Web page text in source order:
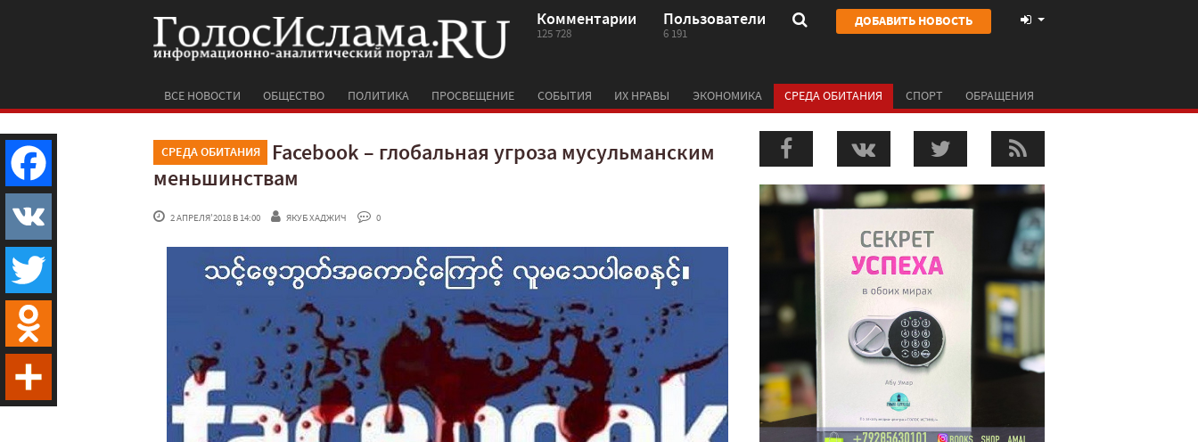
Комментарии
125 728
Пользователи
6 191
ДОБАВИТЬ НОВОСТЬ
ВСЕ НОВОСТИ ОБЩЕСТВО ПОЛИТИКА ПРОСВЕЩЕНИЕ СОБЫТИЯ ИХ НРАВЫ ЭКОНОМИКА СРЕДА ОБИТАНИЯ СПОРТ ОБРАЩЕНИЯ
СРЕДА ОБИТАНИЯ
Facebook – глобальная угроза мусульманским
меньшинствам
2 АПРЕЛЯ'2018 В 14:00 ЯКУБ ХАДЖИЧ 0
Facebook
VK
Twitter
Odnoklassniki